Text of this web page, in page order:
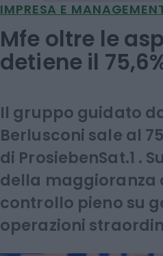
IMPRESA E
Mfe oltre le
detiene il
Il gruppo guidato
Berlusconi sale al
di ProsiebenSat.1 .
della maggioranza
controllo pieno su
operazioni